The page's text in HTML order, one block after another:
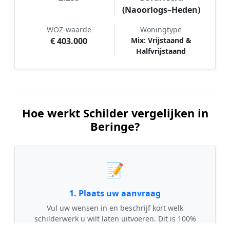
(Naoorlogs–Heden)
WOZ-waarde
€ 403.000
Woningtype
Mix: Vrijstaand &
Halfvrijstaand
Hoe werkt Schilder vergelijken in
Beringe?
📝
1. Plaats uw aanvraag
Vul uw wensen in en beschrijf kort welk
schilderwerk u wilt laten uitvoeren. Dit is 100%